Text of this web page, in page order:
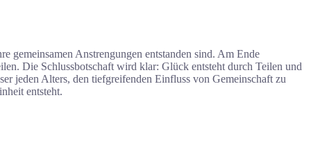
gemeinsamen Anstrengungen entstanden sind. Am Ende
Die Schlussbotschaft wird klar: Glück entsteht durch Teilen und
jeden Alters, den tiefgreifenden Einfluss von Gemeinschaft zu
entsteht.